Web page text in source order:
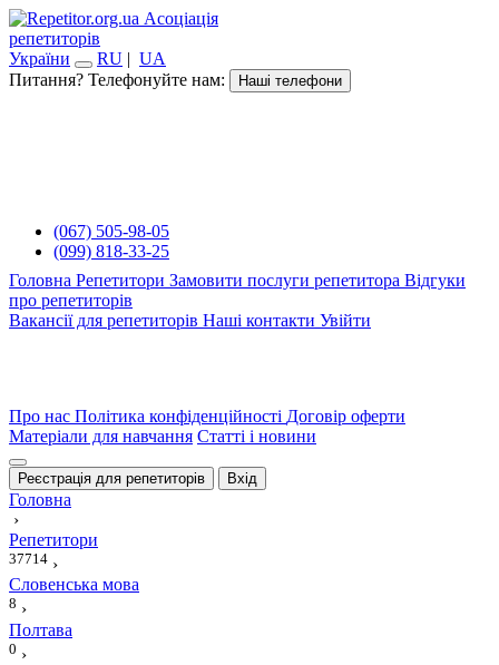
Асоціація
репетиторів
України
RU | UA
Питання? Телефонуйте нам:
Наші телефони
(067) 505-98-05
(099) 818-33-25
Головна Репетитори Замовити послуги репетитора Відгуки
про репетиторів
Вакансії для репетиторів Наші контакти Увійти
Про нас Політика конфіденційності Договір оферти
Матеріали для навчання Статті і новини
Реєстрація для репетиторів Вхід
Головна
›
Репетитори
37714 ›
Словенська мова
8 ›
Полтава
0 ›